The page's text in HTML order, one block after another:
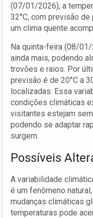
(07/01/2026), a
32°C, com previsão
um clima quente
Na quinta-feira (08/
ainda mais, podendo
trovões e raios. Por
previsão é de 20°C a
localizadas. Essa
condições climáticas
visitantes estejam
podendo se adaptar
surgem.
Possíveis
A variabilidade
é um fenômeno
mudanças climáticas
temperaturas pode